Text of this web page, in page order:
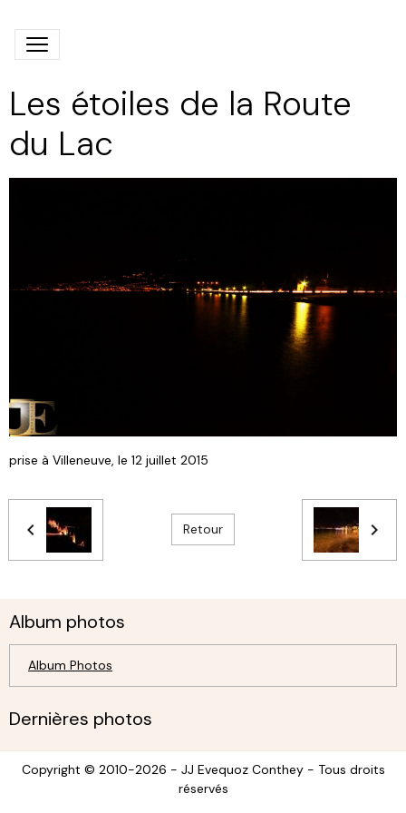
Les étoiles de la Route
du Lac
prise à Villeneuve, le 12 juillet 2015
Retour
Album photos
Album Photos
Dernières photos
Copyright © 2010-2026 - JJ Evequoz Conthey - Tous droits
réservés